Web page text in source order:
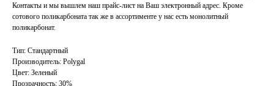
Контакты и мы вышлем наш прайс-лист на Ваш электронный адрес. Кроме
сотового поликарбоната так же в ассортименте у нас есть монолитный
поликарбонат.
Тип: Стандартный
Производитель: Polygal
Цвет: Зеленый
Прозрачность: 30%